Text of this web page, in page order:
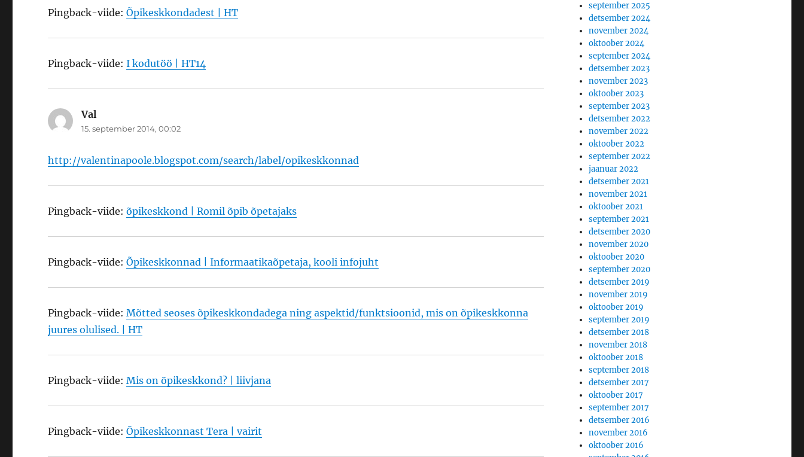
Pingback-viide:Õpikeskkondadest | HT
Pingback-viide:I kodutöö | HT14
Val
15. september 2014, 00:02
http://valentinapoole.blogspot.com/search/label/opikeskkonnad
Pingback-viide:õpikeskkond | Romil õpib õpetajaks
Pingback-viide:Õpikeskkonnad | Informaatikaõpetaja, kooli infojuht
Pingback-viide:Mõtted seoses õpikeskkondadega ning aspektid/funktsioonid, mis on õpikeskkonna
juures olulised. | HT
Pingback-viide:Mis on õpikeskkond? | liivjana
Pingback-viide:Õpikeskkonnast Tera | vairit
september 2025
detsember 2024
november 2024
oktoober 2024
september 2024
detsember 2023
november 2023
oktoober 2023
september 2023
detsember 2022
november 2022
oktoober 2022
september 2022
jaanuar 2022
detsember 2021
november 2021
oktoober 2021
september 2021
detsember 2020
november 2020
oktoober 2020
september 2020
detsember 2019
november 2019
oktoober 2019
september 2019
detsember 2018
november 2018
oktoober 2018
september 2018
detsember 2017
oktoober 2017
september 2017
detsember 2016
november 2016
oktoober 2016